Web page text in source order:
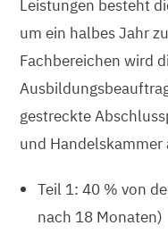
Leistungen besteht
um ein halbes Jahr
Fachbereichen wird
gestreckte
und Handelskammer
Teil 1: 40 % von
nach 18 Monaten)